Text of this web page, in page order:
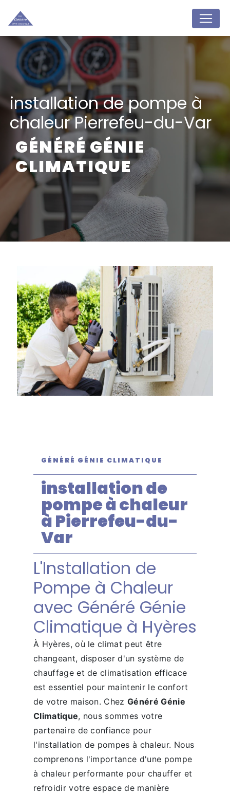
installation de pompe à
chaleur Pierrefeu-du-Var
GÉNÉRÉ GÉNIE
CLIMATIQUE
GÉNÉRÉ GÉNIE CLIMATIQUE
installation de
pompe à chaleur
à Pierrefeu-du-
Var
L'Installation de
Pompe à Chaleur
avec Généré Génie
Climatique à Hyères
À Hyères, où le climat peut être
changeant, disposer d'un système de
chauffage et de climatisation efficace
est essentiel pour maintenir le confort
de votre maison. ChezGénéré Génie
Climatique, nous sommes votre
partenaire de confiance pour
l'installation de pompes à chaleur. Nous
comprenons l'importance d'une pompe
à chaleur performante pour chauffer et
refroidir votre espace de manière